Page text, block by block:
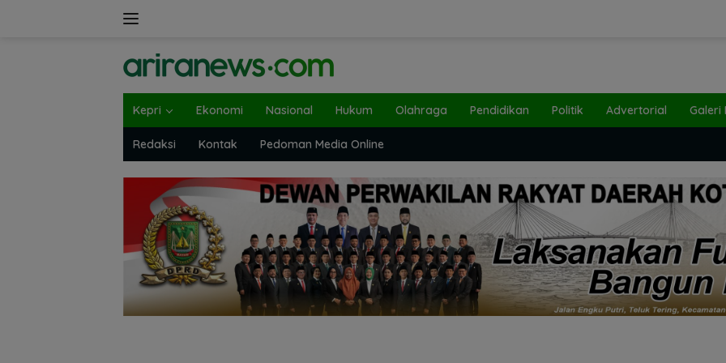
Kepri Ekonomi Nasional Hukum Olahraga Pendidikan Politik Advertorial Galeri
Redaksi Kontak Pedoman Media Online